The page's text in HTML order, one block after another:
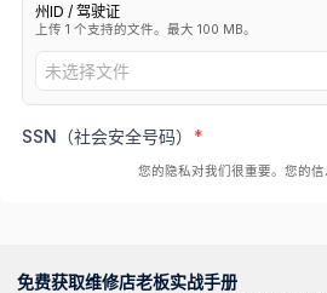
州ID / 驾驶证
上传 1 个支持的文件。最大 100 MB。
未选择文件
SSN（社会安全号码）
您的隐私对我们很重要。您的信
免费获取维修店老板实战手册